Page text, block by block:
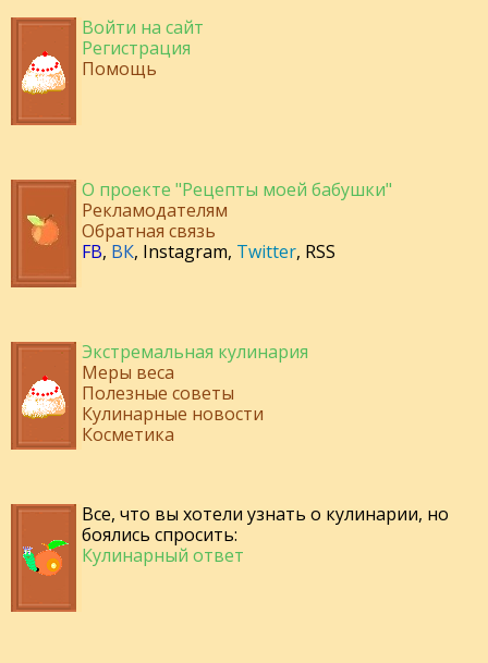
Войти на сайт
Регистрация
Помощь
О проекте "Рецепты моей бабушки"
Рекламодателям
Обратная связь
FB, ВК, Instagram, Twitter, RSS
Экстремальная кулинария
Меры веса
Полезные советы
Кулинарные новости
Косметика
Все, что вы хотели узнать о кулинарии, но
боялись спросить:
Кулинарный ответ